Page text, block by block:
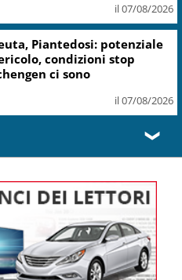
il 07/08/2026
Piantedosi: potenziale
condizioni stop
ci sono
il 07/08/2026
❯